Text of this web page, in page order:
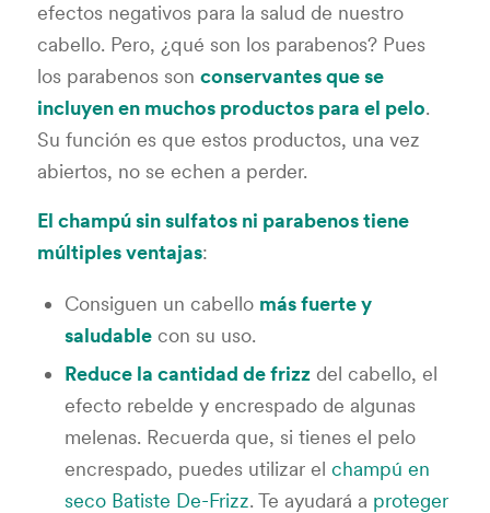
efectos negativos para la salud de nuestro
cabello. Pero, ¿qué son los parabenos? Pues
los parabenos son conservantes que se
incluyen en muchos productos para el pelo.
Su función es que estos productos, una vez
abiertos, no se echen a perder.
El champú sin sulfatos ni parabenos tiene
múltiples ventajas:
Consiguen un cabello más fuerte y
saludablecon su uso.
Reduce la cantidad de frizzdel cabello, el
efecto rebelde y encrespado de algunas
melenas. Recuerda que, si tienes el pelo
encrespado, puedes utilizar el champú en
seco Batiste De-Frizz. Te ayudará a proteger